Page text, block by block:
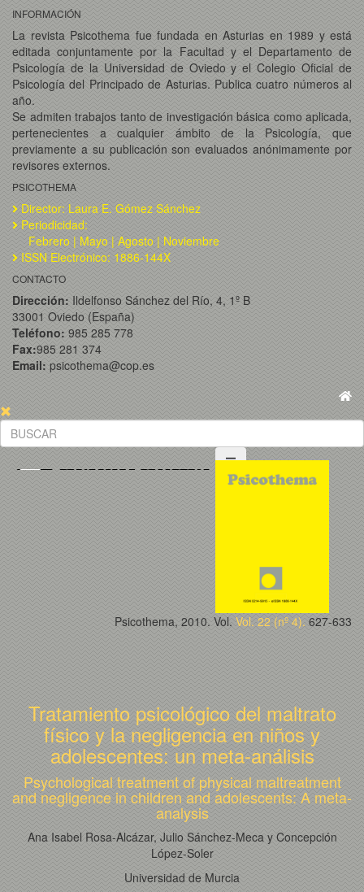
INFORMACIÓN
La revista Psicothema fue fundada en Asturias en 1989 y está
editada conjuntamente por la Facultad y el Departamento de
Psicología de la Universidad de Oviedo y el Colegio Oficial de
Psicología del Principado de Asturias. Publica cuatro números al
año.
Se admiten trabajos tanto de investigación básica como aplicada,
pertenecientes a cualquier ámbito de la Psicología, que
previamente a su publicación son evaluados anónimamente por
revisores externos.
PSICOTHEMA
Director: Laura E. Gómez Sánchez
Periodicidad:
Febrero | Mayo | Agosto | Noviembre
ISSN Electrónico: 1886-144X
CONTACTO
Dirección: Ildelfonso Sánchez del Río, 4, 1º B
33001 Oviedo (España)
Teléfono: 985 285 778
Fax:985 281 374
Email: psicothema@cop.es
Psicothema, 2010. Vol. Vol. 22 (nº 4). 627-633
Tratamiento psicológico del maltrato
físico y la negligencia en niños y
adolescentes: un meta-análisis
Psychological treatment of physical maltreatment
and negligence in children and adolescents: A meta-
analysis
Ana Isabel Rosa-Alcázar, Julio Sánchez-Meca y Concepción
López-Soler
Universidad de Murcia